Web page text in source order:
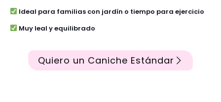
Ideal para familias con jardín o tiempo para ejercicio
Muy leal y equilibrado
Quiero un Caniche Estándar